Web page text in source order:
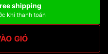
shipping
khi thanh toán
GIỎ